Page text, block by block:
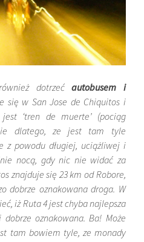
dotrzeć autobusem i
się w San Jose de Chiquitos i
‘tren de muerte’ (pociąg
dlatego, ze jest tam tyle
z powodu długiej, uciążliwej i
nocą, gdy nic nie widać za
znajduje się 23 km od Robore,
dobrze oznakowana droga. W
iż Ruta 4 jest chyba najlepsza
oznakowana. Ba! Może
tam bowiem tyle, ze monady